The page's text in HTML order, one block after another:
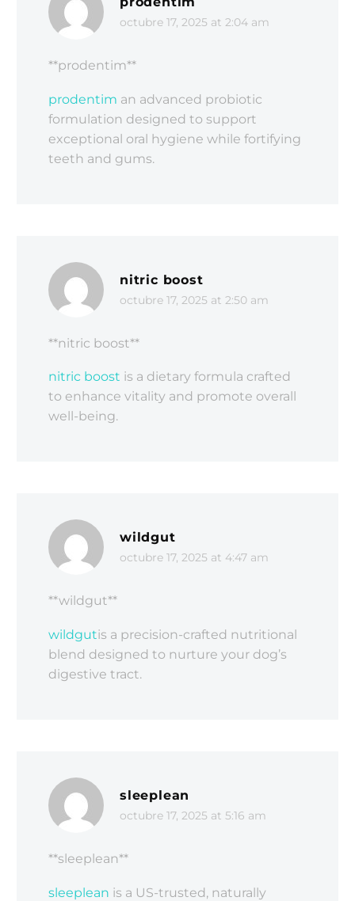
octubre 17, 2025 at 2:04 am
** prodentim**
prodentim an advanced probiotic
formulation designed to support
exceptional oral hygiene while fortifying
teeth and gums.
nitric boost
octubre 17, 2025 at 2:50 am
**nitric boost**
nitric boost is a dietary formula crafted
to enhance vitality and promote overall
well-being.
wildgut
octubre 17, 2025 at 4:47 am
** wildgut**
wildgutis a precision-crafted nutritional
blend designed to nurture your dog’s
digestive tract.
sleeplean
octubre 17, 2025 at 5:16 am
** sleeplean**
sleeplean is a US-trusted, naturally